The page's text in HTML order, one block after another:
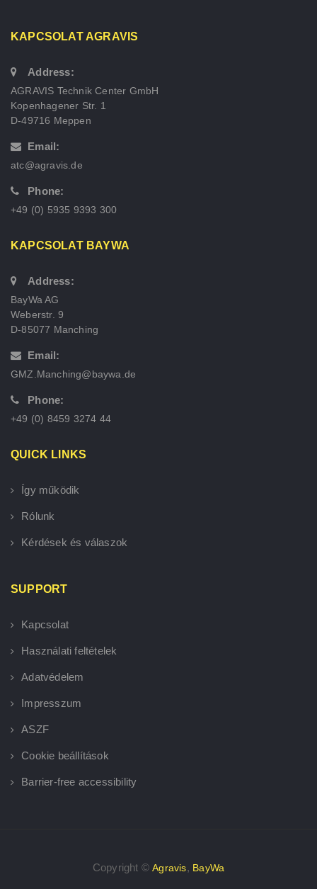
KAPCSOLAT AGRAVIS
Address:
AGRAVIS Technik Center GmbH
Kopenhagener Str. 1
D-49716 Meppen
Email:
atc@agravis.de
Phone:
+49 (0) 5935 9393 300
KAPCSOLAT BAYWA
Address:
BayWa AG
Weberstr. 9
D-85077 Manching
Email:
GMZ.Manching@baywa.de
Phone:
+49 (0) 8459 3274 44
QUICK LINKS
Így működik
Rólunk
Kérdések és válaszok
SUPPORT
Kapcsolat
Használati feltételek
Adatvédelem
Impresszum
ASZF
Cookie beállítások
Barrier-free accessibility
Copyright ©Agravis, BayWa